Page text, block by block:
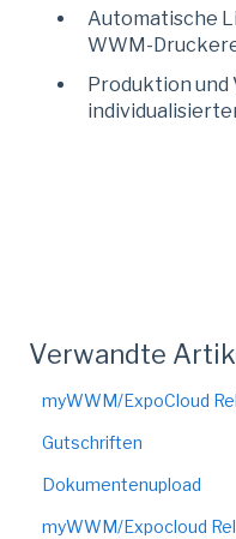
Automatische
WWM-
Produktion und
Verwandte
myWWM/ExpoCloud
Gutschriften
Dokumentenupload
myWWM/Expocloud